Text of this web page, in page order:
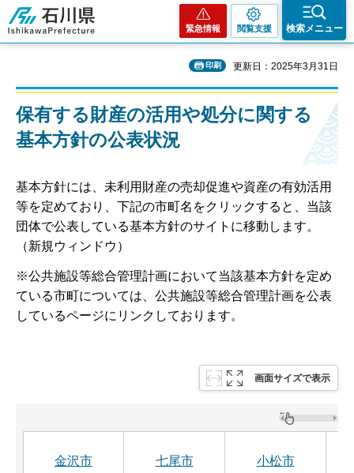
石川県
緊急情報 閲覧支援 検索メニュー
印刷 更新日：2025年3月31日
保有する財産の活用や処分に関する
基本方針の公表状況
基本方針には、未利用財産の売却促進や資産の有効活用
等を定めており、下記の市町名をクリックすると、当該
団体で公表している基本方針のサイトに移動します。
（新規ウィンドウ）
※公共施設等総合管理計画において当該基本方針を定め
ている市町については、公共施設等総合管理計画を公表
しているページにリンクしております。
画面サイズで表示
金沢市
七尾市
小松市